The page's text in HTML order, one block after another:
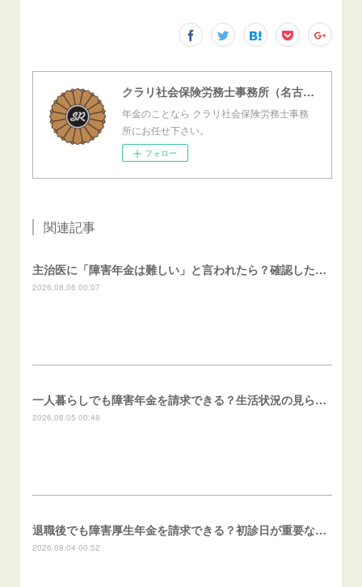
クラリ社会保険労務士事務所（名古屋西障害年金センター）
年金のことなら クラリ社会保険労務士事務
所にお任せ下さい。
フォロー
関連記事
主治医に「障害年金は難しい」と言われたら？確認したいこと
2026.08.06 00:07
一人暮らしでも障害年金を請求できる？生活状況の見られ方
2026.08.05 00:48
退職後でも障害厚生年金を請求できる？初診日が重要な理由
2026.08.04 00:52